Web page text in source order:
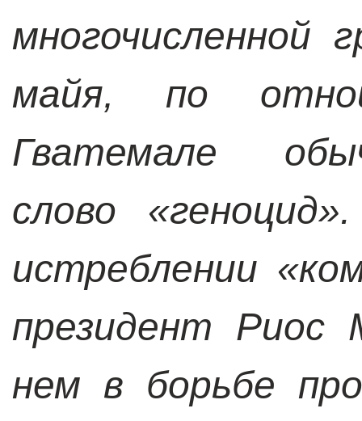
многочисленной
майя, по
Гватемале
слово
истреблении
президент
нем в борьбе